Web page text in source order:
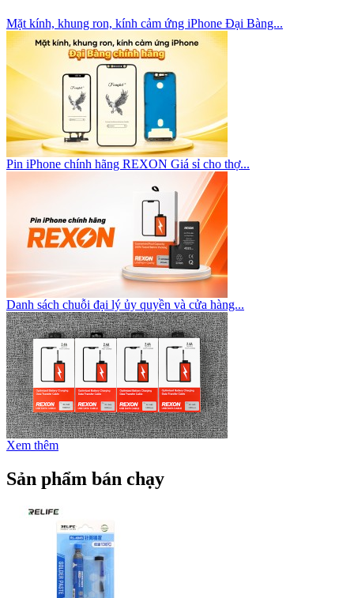
Mặt kính, khung ron, kính cảm ứng iPhone Đại Bàng...
Pin iPhone chính hãng REXON Giá sỉ cho thợ...
Danh sách chuỗi đại lý ủy quyền và cửa hàng...
Xem thêm
Sản phẩm bán chạy